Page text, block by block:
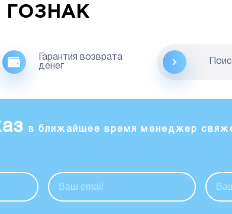
ГОЗНАК
Гарантия возврата
денег
в ближайшее время менеджер